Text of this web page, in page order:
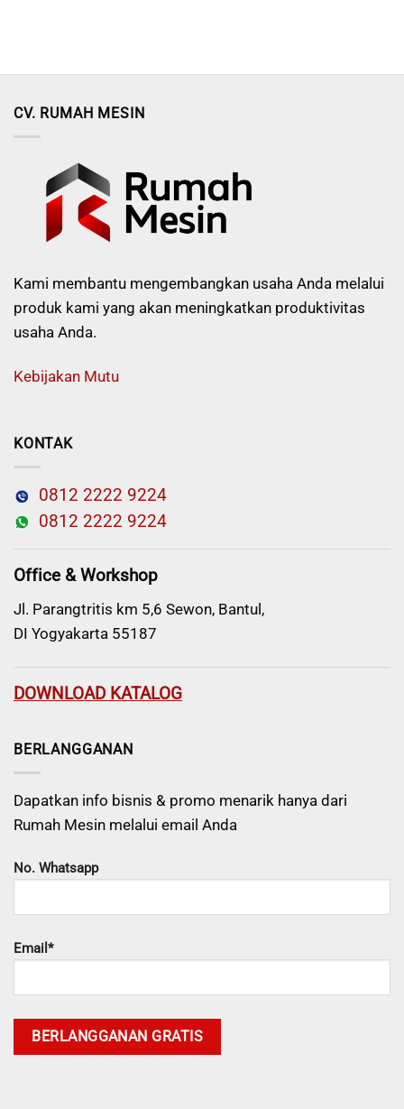
CV. RUMAH MESIN
Kami membantu mengembangkan usaha Anda melalui
produk kami yang akan meningkatkan produktivitas
usaha Anda.
Kebijakan Mutu
KONTAK
0812 2222 9224
0812 2222 9224
Office & Workshop
Jl. Parangtritis km 5,6 Sewon, Bantul,
DI Yogyakarta 55187
DOWNLOAD KATALOG
BERLANGGANAN
Dapatkan info bisnis & promo menarik hanya dari
Rumah Mesin melalui email Anda
No. Whatsapp
Email*